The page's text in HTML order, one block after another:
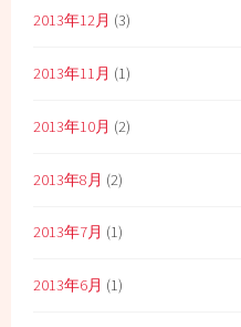
2013年12月 (3)
2013年11月 (1)
2013年10月 (2)
2013年8月 (2)
2013年7月 (1)
2013年6月 (1)